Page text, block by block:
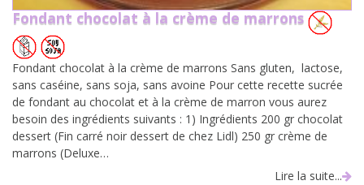
Fondant chocolat à la crème de marrons
Fondant chocolat à la crème de marrons Sans gluten, lactose,
sans caséine, sans soja, sans avoine Pour cette recette sucrée
de fondant au chocolat et à la crème de marron vous aurez
besoin des ingrédients suivants : 1) Ingrédients 200 gr chocolat
dessert (Fin carré noir dessert de chez Lidl) 250 gr crème de
marrons (Deluxe…
Lire la suite...